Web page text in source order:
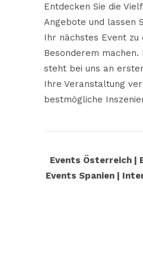
Entdecken Sie die
Angebote und lassen
Ihr nächstes Event zu
Besonderem
steht bei uns an
Ihre Veranstaltung
bestmögliche
Events Österreich |
Events Spanien|